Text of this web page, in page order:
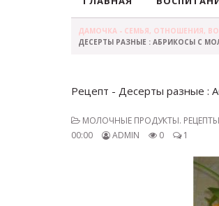
ДАМОЧКА - СЕМЬЯ, ОТНОШЕНИЯ,
ДЕСЕРТЫ РАЗНЫЕ : АБРИКОСЫ С
Рецепт - Десерты разные :
МОЛОЧНЫЕ ПРОДУКТЫ.
00:00
ADMIN 0 1